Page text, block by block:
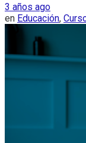
3 años ago
en Educación,